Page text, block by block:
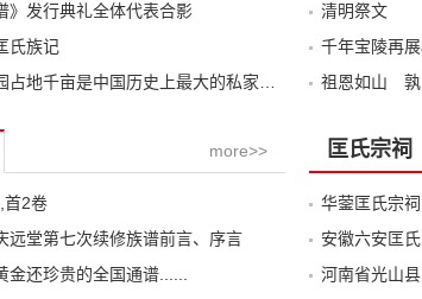
》发行典礼全体代表合影
氏族记
清明祭文
千年宝陵再
祖恩如山 孰
more>>
首2卷
远堂第七次续修族谱前言、序言
金还珍贵的全国通谱......
匡氏宗祠
华蓥匡氏宗祠
安徽六安匡
河南省光山